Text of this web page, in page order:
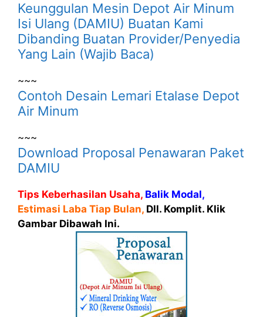
Keunggulan Mesin Depot Air Minum
Isi Ulang (DAMIU) Buatan Kami
Dibanding Buatan Provider/Penyedia
Yang Lain (Wajib Baca)
~~~
Contoh Desain Lemari Etalase Depot
Air Minum
~~~
Download Proposal Penawaran Paket
DAMIU
Tips Keberhasilan Usaha, Balik Modal,
Estimasi Laba Tiap Bulan, Dll. Komplit. Klik
Gambar Dibawah Ini.